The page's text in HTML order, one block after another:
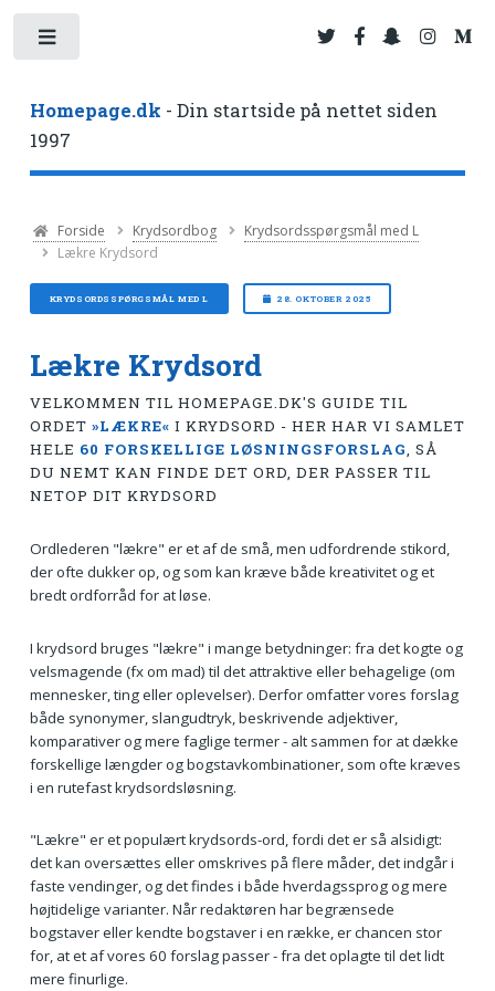
Homepage.dk - Din startside på nettet siden
1997
Forside Krydsordbog
Krydsordsspørgsmål med L
Lækre Krydsord
KRYDSORDSSPØRGSMÅL MED L 28. OKTOBER 2025
Lækre Krydsord
VELKOMMEN TIL HOMEPAGE.DK'S GUIDE TIL
ORDET »LÆKRE« I KRYDSORD - HER HAR VI SAMLET
HELE 60 FORSKELLIGE LØSNINGSFORSLAG, SÅ
DU NEMT KAN FINDE DET ORD, DER PASSER TIL
NETOP DIT KRYDSORD
Ordlederen "lækre" er et af de små, men udfordrende stikord,
der ofte dukker op, og som kan kræve både kreativitet og et
bredt ordforråd for at løse.
I krydsord bruges "lækre" i mange betydninger: fra det kogte og
velsmagende (fx om mad) til det attraktive eller behagelige (om
mennesker, ting eller oplevelser). Derfor omfatter vores forslag
både synonymer, slangudtryk, beskrivende adjektiver,
komparativer og mere faglige termer - alt sammen for at dække
forskellige længder og bogstavkombinationer, som ofte kræves
i en rutefast krydsordsløsning.
"Lækre" er et populært krydsords-ord, fordi det er så alsidigt:
det kan oversættes eller omskrives på flere måder, det indgår i
faste vendinger, og det findes i både hverdagssprog og mere
højtidelige varianter. Når redaktøren har begrænsede
bogstaver eller kendte bogstaver i en række, er chancen stor
for, at et af vores 60 forslag passer - fra det oplagte til det lidt
mere finurlige.